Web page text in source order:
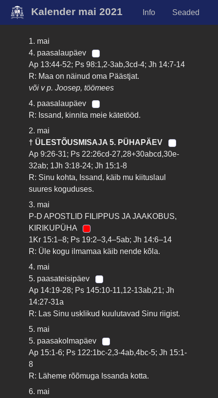
Kalender mai 2021 Info Seaded
1. mai
4. paasalaupäev
Ap 13:44-52; Ps 98:1,2-3ab,3cd-4; Jh 14:7-14
R: Maa on näinud oma Päästjat.
või v p. Joosep, töömees
4. paasalaupäev
R: Issand, kinnita meie kätetööd.
2. mai
† ÜLESTÕUSMISAJA 5. PÜHAPÄEV
Ap 9:26-31; Ps 22:26cd-27,28+30abcd,30e-
32ab; 1Jh 3:18-24; Jh 15:1-8
R: Sinu kohta, Issand, käib mu kiituslaul
suures koguduses.
3. mai
P-D APOSTLID FILIPPUS JA JAAKOBUS,
KIRIKUPÜHA
1Kr 15:1–8; Ps 19:2–3,4–5ab; Jh 14:6–14
R: Üle kogu ilmamaa käib nende kõla.
4. mai
5. paasateisipäev
Ap 14:19-28; Ps 145:10-11,12-13ab,21; Jh
14:27-31a
R: Las Sinu usklikud kuulutavad Sinu riigist.
5. mai
5. paasakolmapäev
Ap 15:1-6; Ps 122:1bc-2,3-4ab,4bc-5; Jh 15:1-
8
R: Läheme rõõmuga Issanda kotta.
6. mai